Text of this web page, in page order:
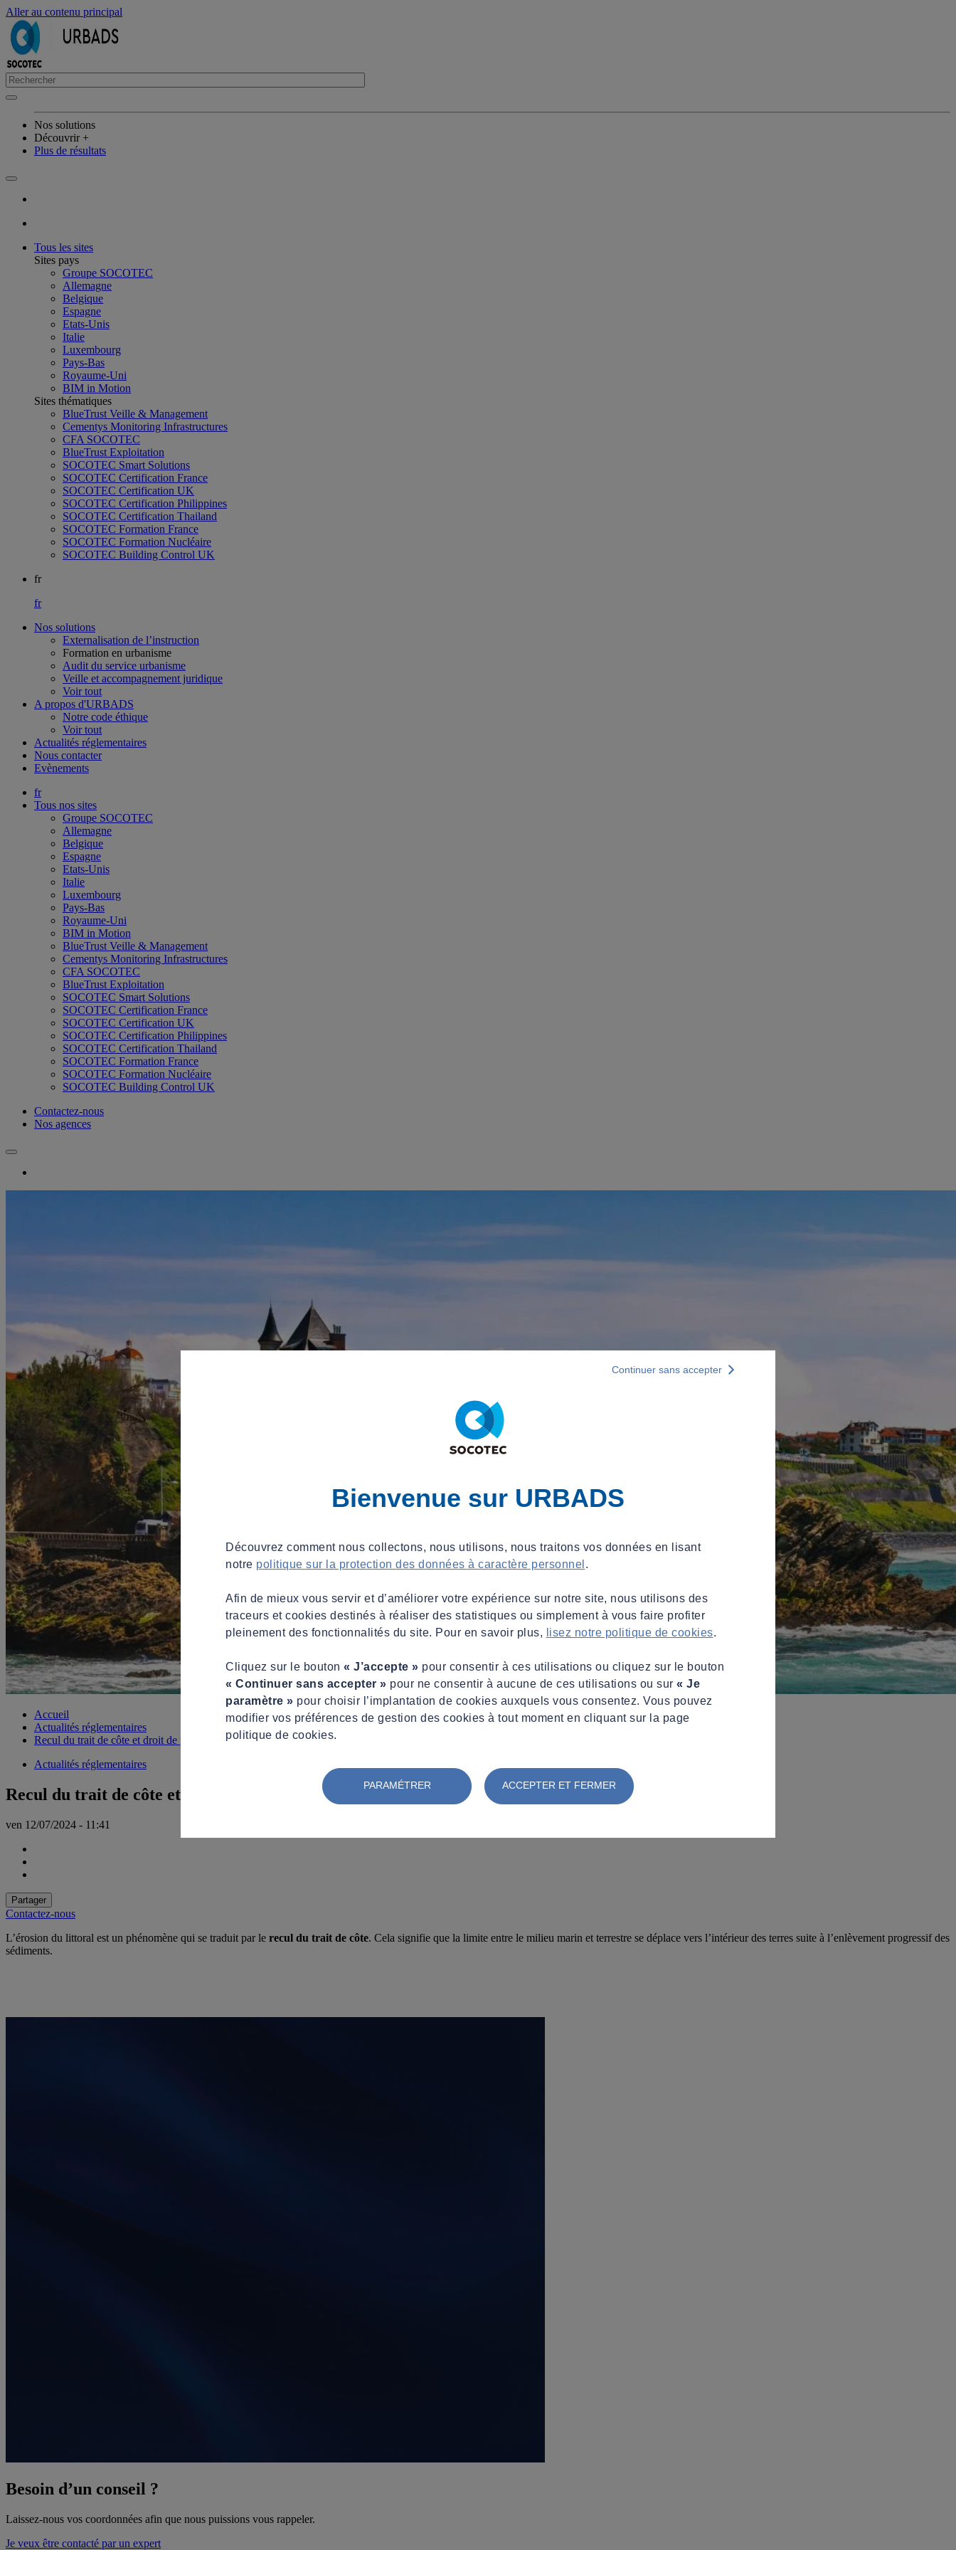
Aller au contenu principal
Nos solutions
Découvrir +
Plus de résultats
Tous les sites
Sites pays
Groupe SOCOTEC
Allemagne
Belgique
Espagne
Etats-Unis
Italie
Luxembourg
Pays-Bas
Royaume-Uni
BIM in Motion
Sites thématiques
BlueTrust Veille & Management
Cementys Monitoring Infrastructures
CFA SOCOTEC
BlueTrust Exploitation
SOCOTEC Smart Solutions
SOCOTEC Certification France
SOCOTEC Certification UK
SOCOTEC Certification Philippines
SOCOTEC Certification Thailand
SOCOTEC Formation France
SOCOTEC Formation Nucléaire
SOCOTEC Building Control UK
fr
fr
Nos solutions
Externalisation de l’instruction
Formation en urbanisme
Audit du service urbanisme
Veille et accompagnement juridique
Voir tout
A propos d'URBADS
Notre code éthique
Voir tout
Actualités réglementaires
Nous contacter
Evènements
fr
Tous nos sites
Groupe SOCOTEC
Allemagne
Belgique
Espagne
Etats-Unis
Italie
Luxembourg
Pays-Bas
Royaume-Uni
BIM in Motion
BlueTrust Veille & Management
Cementys Monitoring Infrastructures
CFA SOCOTEC
BlueTrust Exploitation
SOCOTEC Smart Solutions
SOCOTEC Certification France
SOCOTEC Certification UK
SOCOTEC Certification Philippines
SOCOTEC Certification Thailand
SOCOTEC Formation France
SOCOTEC Formation Nucléaire
SOCOTEC Building Control UK
Contactez-nous
Nos agences
Accueil
Actualités réglementaires
Recul du trait de côte et droit de préemption
Actualités réglementaires
Recul du trait de côte et droit de préemption
ven 12/07/2024 - 11:41
Partager
Contactez-nous
L’érosion du littoral est un phénomène qui se traduit par le recul du trait de côte. Cela signifie que la limite entre le milieu marin et terrestre se déplace vers l’intérieur des terres suite à l’enlèvement progressif des
sédiments.
Besoin d’un conseil ?
Laissez-nous vos coordonnées afin que nous puissions vous rappeler.
Je veux être contacté par un expert
Bienvenue sur URBADS
Découvrez comment nous collectons, nous utilisons, nous traitons vos données en lisant
notre politique sur la protection des données à caractère personnel .
Afin de mieux vous servir et d’améliorer votre expérience sur notre site, nous utilisons des
traceurs et cookies destinés à réaliser des statistiques ou simplement à vous faire profiter
pleinement des fonctionnalités du site. Pour en savoir plus,
lisez notre politique de cookies.
Cliquez sur le bouton « J’accepte » pour consentir à ces utilisations ou cliquez sur le bouton
« Continuer sans accepter » pour ne consentir à aucune de ces utilisations ou sur « Je
paramètre » pour choisir l’implantation de cookies auxquels vous consentez. Vous pouvez
modifier vos préférences de gestion des cookies à tout moment en cliquant sur la page
politique de cookies.
PARAMÉTRER ACCEPTER ET FERMER
Continuer sans accepter